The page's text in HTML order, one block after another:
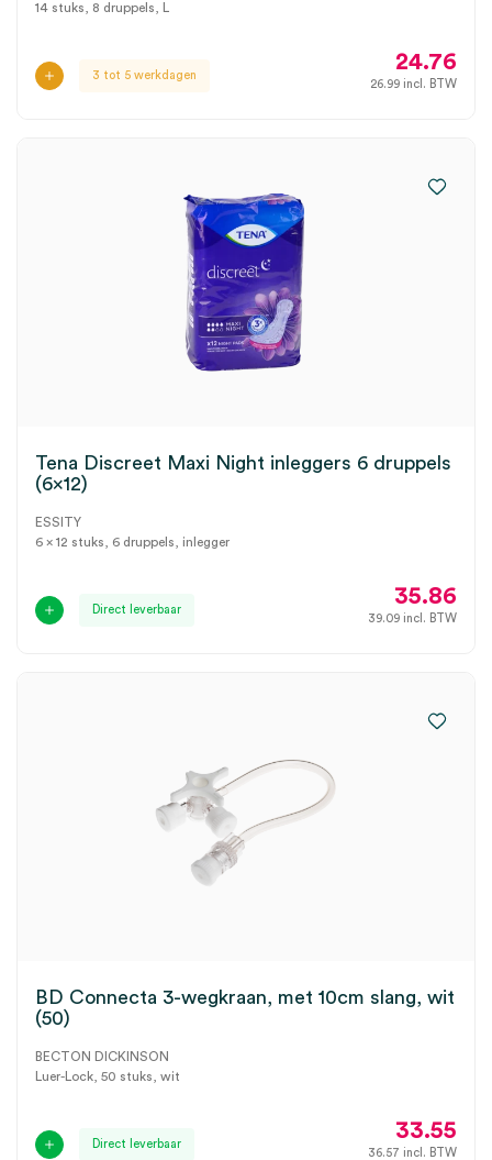
14 stuks, 8 druppels, L
3 tot 5 werkdagen
24.76
26.99 incl. BTW
Tena Discreet Maxi Night inleggers 6 druppels
(6×12)
ESSITY
6 x 12 stuks, 6 druppels, inlegger
Direct leverbaar
35.86
39.09 incl. BTW
BD Connecta 3-wegkraan, met 10cm slang, wit
(50)
BECTON DICKINSON
Luer-Lock, 50 stuks, wit
Direct leverbaar
33.55
36.57 incl. BTW